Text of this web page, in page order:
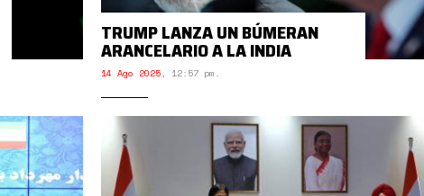
TRUMP LANZA UN BÚMERAN
ARANCELARIO A LA INDIA
14 Ago 2025, 12:57 pm.